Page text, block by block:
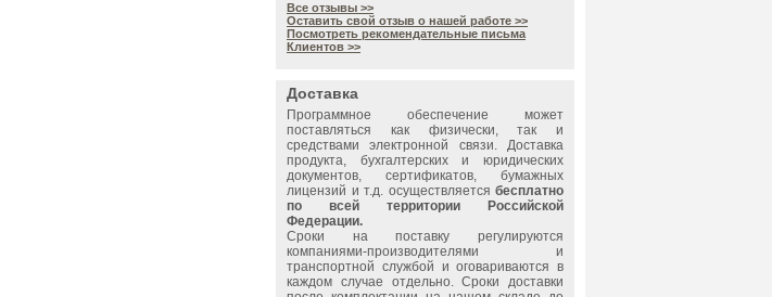
Все отзывы >>
Оставить свой отзыв о нашей работе >>
Посмотреть рекомендательные письма
Клиентов >>
Доставка
Программное обеспечение может
поставляться как физически, так и
средствами электронной связи. Доставка
продукта, бухгалтерских и юридических
документов, сертификатов, бумажных
лицензий и т.д. осуществляется бесплатно
по всей территории Российской
Федерации.
Сроки на поставку регулируются
компаниями-производителями и
транспортной службой и оговариваются в
каждом случае отдельно. Сроки доставки